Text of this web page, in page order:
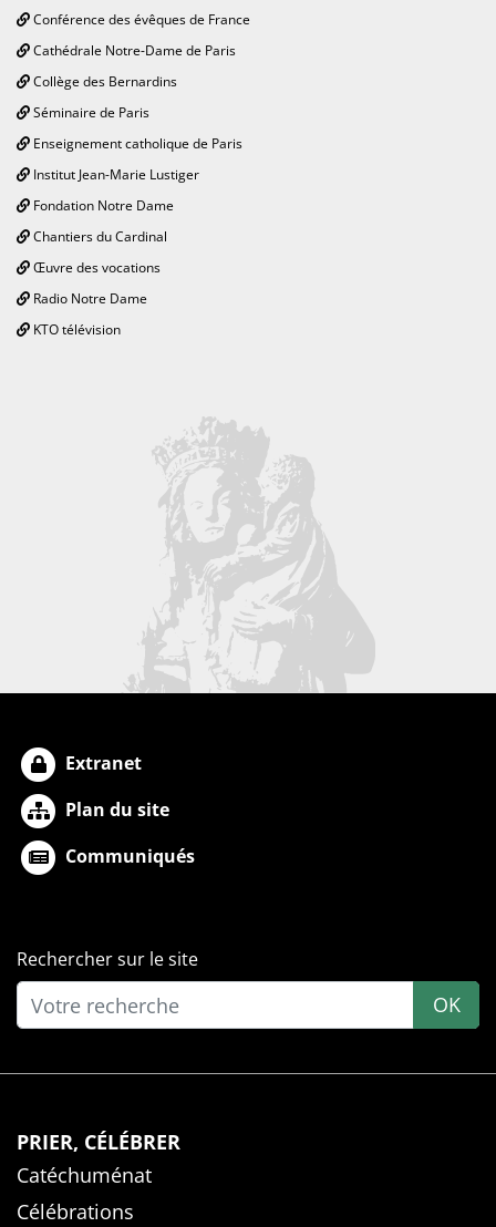
Conférence des évêques de France
Cathédrale Notre-Dame de Paris
Collège des Bernardins
Séminaire de Paris
Enseignement catholique de Paris
Institut Jean-Marie Lustiger
Fondation Notre Dame
Chantiers du Cardinal
Œuvre des vocations
Radio Notre Dame
KTO télévision
Extranet
Plan du site
Communiqués
Rechercher sur le site
OK
PRIER, CÉLÉBRER
Catéchuménat
Célébrations